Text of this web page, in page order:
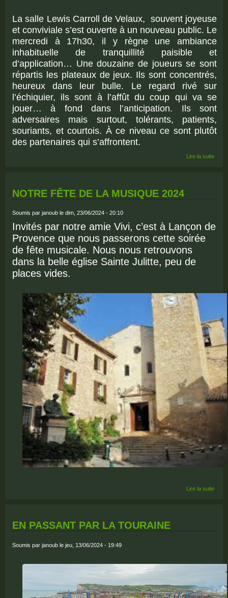
La salle Lewis Carroll de Velaux, souvent joyeuse
et conviviale s’est ouverte à un nouveau public. Le
mercredi à 17h30, il y règne une ambiance
inhabituelle de tranquillité paisible et
d’application… Une douzaine de joueurs se sont
répartis les plateaux de jeux. Ils sont concentrés,
heureux dans leur bulle. Le regard rivé sur
l’échiquier, ils sont à l’affût du coup qui va se
jouer… à fond dans l’anticipation. Ils sont
adversaires mais surtout, tolérants, patients,
souriants, et courtois. À ce niveau ce sont plutôt
des partenaires qui s’affrontent.
Lire la suitede
NOTRE FÊTE DE LA MUSIQUE 2024
Soumis par janoub le dim, 23/06/2024 - 20:10
Invités par notre amie Vivi, c’est à Lançon de
Provence que nous passerons cette soirée
de fête musicale. Nous nous retrouvons
dans la belle église Sainte Julitte, peu de
places vides.
Lire la suitede
EN PASSANT PAR LA TOURAINE
Soumis par janoub le jeu, 13/06/2024 - 19:49